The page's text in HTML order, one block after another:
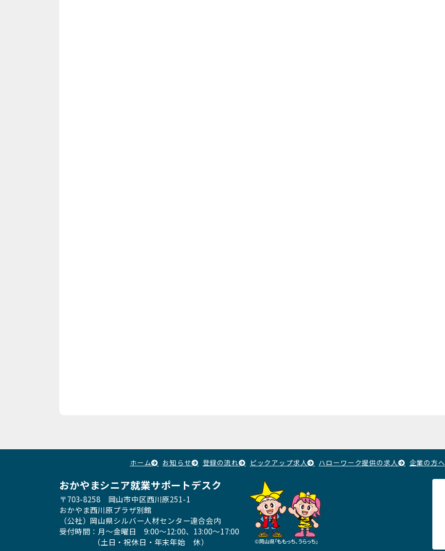
ホーム お知らせ 登録の流れ ピックアップ求人 ハローワーク提供の求人 企業の方へ
おかやまシニア就業サポートデスク
〒703-8258 岡山市中区西川原251-1
おかやま西川原プラザ別館
（公社）岡山県シルバー人材センター連合会内
受付時間：月〜金曜日9:00～12:00、13:00〜17:00
（土日・祝休日・年末年始 休）